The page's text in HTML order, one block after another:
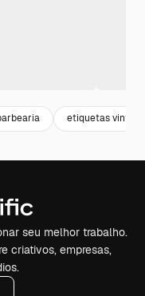
etiquetas vintage
seu melhor trabalho.
criativos, empresas,